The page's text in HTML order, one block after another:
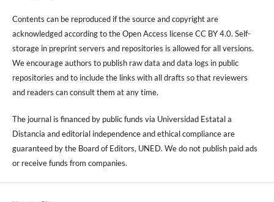
Contents can be reproduced if the source and copyright are
acknowledged according to the Open Access license CC BY 4.0. Self-
storage in preprint servers and repositories is allowed for all versions.
We encourage authors to publish raw data and data logs in public
repositories and to include the links with all drafts so that reviewers
and readers can consult them at any time.
The journal is financed by public funds via Universidad Estatal a
Distancia and editorial independence and ethical compliance are
guaranteed by the Board of Editors, UNED. We do not publish paid ads
or receive funds from companies.